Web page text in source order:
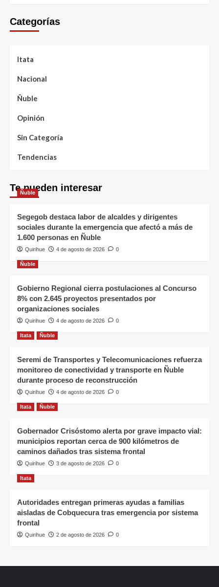
Categorías
Itata
Nacional
Ñuble
Opinión
Sin Categoría
Tendencias
Te pueden interesar
Ñuble
Segegob destaca labor de alcaldes y dirigentes
sociales durante la emergencia que afectó a más de
1.600 personas en Ñuble
Quirihue 4 de agosto de 2026 0
Ñuble
Gobierno Regional cierra postulaciones al Concurso
8% con 2.645 proyectos presentados por
organizaciones sociales
Quirihue 4 de agosto de 2026 0
Itata Ñuble
Seremi de Transportes y Telecomunicaciones refuerza
monitoreo de conectividad y transporte en Ñuble
durante proceso de reconstrucción
Quirihue 4 de agosto de 2026 0
Itata Ñuble
Gobernador Crisóstomo alerta por grave impacto vial:
municipios reportan cerca de 900 kilómetros de
caminos dañados tras sistema frontal
Quirihue 3 de agosto de 2026 0
Itata
Autoridades entregan primeras ayudas a familias
aisladas de Cobquecura tras emergencia por sistema
frontal
Quirihue 2 de agosto de 2026 0